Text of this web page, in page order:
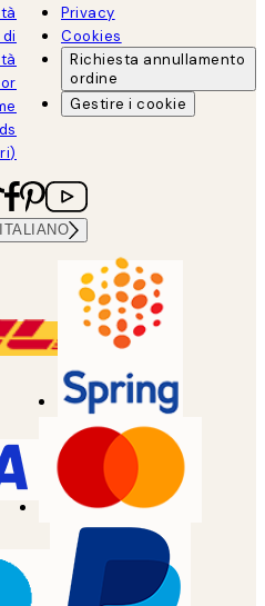
Privacy
Cookies
Richiesta annullamento
ordine
Gestire i cookie
ITALIANO